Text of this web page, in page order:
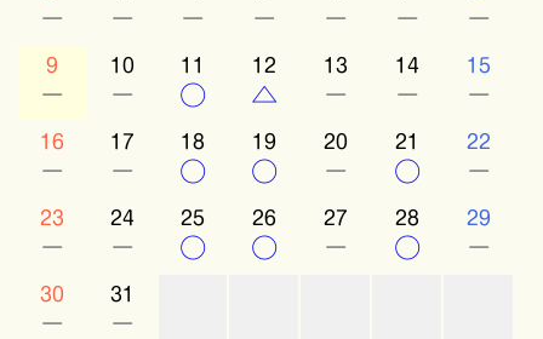
－ － － － － － －
9
－
10
－
11
○
12
△
13
－
14
－
15
－
16
－
17
－
18
○
19
○
20
－
21
○
22
－
23
－
24
－
25
○
26
○
27
－
28
○
29
－
30
－
31
－